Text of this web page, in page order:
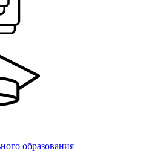
образования